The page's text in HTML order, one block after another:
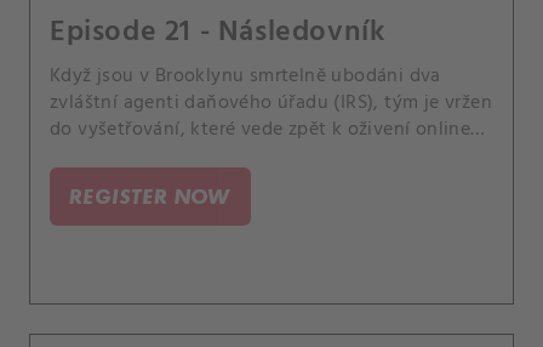
Episode 21 - Následovník
Když jsou v Brooklynu smrtelně ubodáni dva
zvláštní agenti daňového úřadu (IRS), tým je vržen
do vyšetřování, které vede zpět k oživení online
podezřelého z předchozího případu.
REGISTER NOW